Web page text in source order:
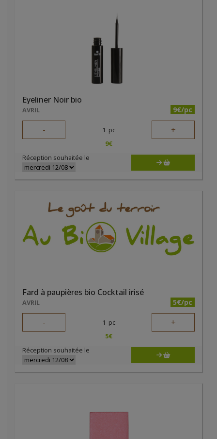
Eyeliner Noir bio
AVRIL 9€/pc
- 1 pc +
9€
Réception souhaitée le
Fard à paupières bio Cocktail irisé
AVRIL 5€/pc
- 1 pc +
5€
Réception souhaitée le